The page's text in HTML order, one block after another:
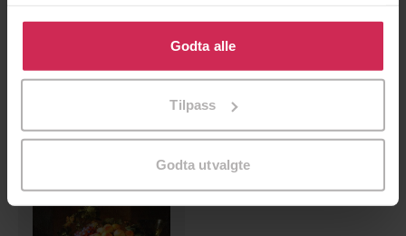
Klikk på «Godta alle» for å gi oss ditt samtykke til å
bruke cookies for alle disse formålene. Du kan også
tilpasse ditt samtykke til spesifikke formål ved å klikke
Godta alle
Tilpass
Godta utvalgte